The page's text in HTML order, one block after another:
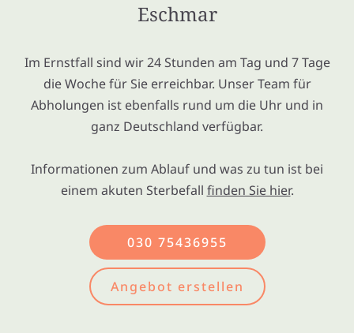
Eschmar
Im Ernstfall sind wir 24 Stunden am Tag und 7 Tage
die Woche für Sie erreichbar. Unser Team für
Abholungen ist ebenfalls rund um die Uhr und in
ganz Deutschland verfügbar.
Informationen zum Ablauf und was zu tun ist bei
einem akuten Sterbefall finden Sie hier.
030 75436955
Angebot erstellen